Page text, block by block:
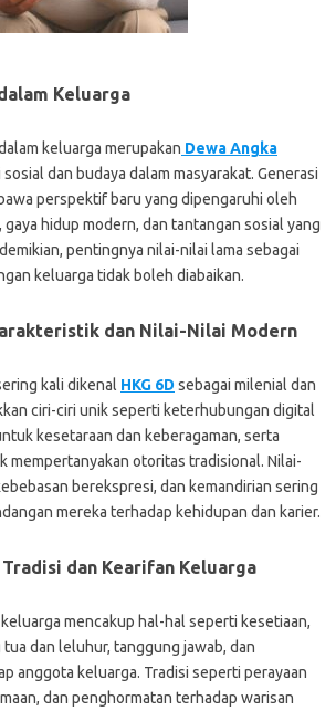
Keluarga
keluarga merupakan Dewa Angka
dan budaya dalam masyarakat. Generasi
perspektif baru yang dipengaruhi oleh
hidup modern, dan tantangan sosial yang
pentingnya nilai-nilai lama sebagai
keluarga tidak boleh diabaikan.
dan Nilai-Nilai Modern
kali dikenal HKG 6D sebagai milenial dan
ciri-ciri unik seperti keterhubungan digital
kesetaraan dan keberagaman, serta
mempertanyakan otoritas tradisional. Nilai-
berekspresi, dan kemandirian sering
mereka terhadap kehidupan dan karier.
dan Kearifan Keluarga
mencakup hal-hal seperti kesetiaan,
dan leluhur, tanggung jawab, dan
anggota keluarga. Tradisi seperti perayaan
dan penghormatan terhadap warisan